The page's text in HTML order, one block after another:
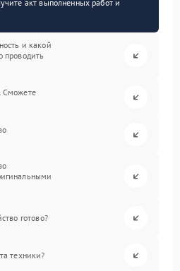
акт выполненных работ и
и какой
проводить
Сможете
готово?
техники?